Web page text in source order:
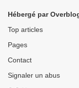
Hébergé par
Top articles
Pages
Contact
Signaler un abus